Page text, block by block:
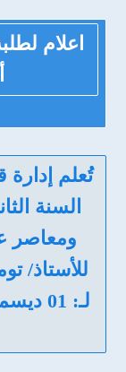
اعلام
تُعلم
السنة
ومعاصر
للأستاذ/